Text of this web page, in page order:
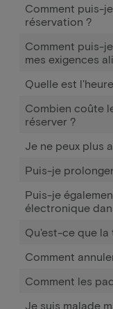
Comment puis-
réservation ?
Comment puis-
mes exigences
Quelle est
Combien coûte
réserver ?
Je ne peux plus
Puis-je
Puis-je
électronique
Qu'est-ce que la
Comment
Comment les
Je suis malade